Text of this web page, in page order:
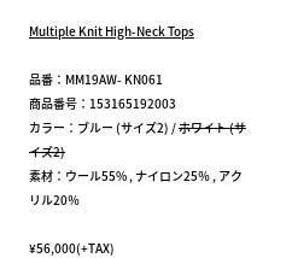
Multiple Knit High-Neck Tops
品番：MM19AW- KN061
商品番号：153165192003
カラー：ブルー (サイズ2) /ホワイト (サ
イズ2)
素材：ウール55% , ナイロン25％ , アク
リル20％
¥56,000(+TAX)